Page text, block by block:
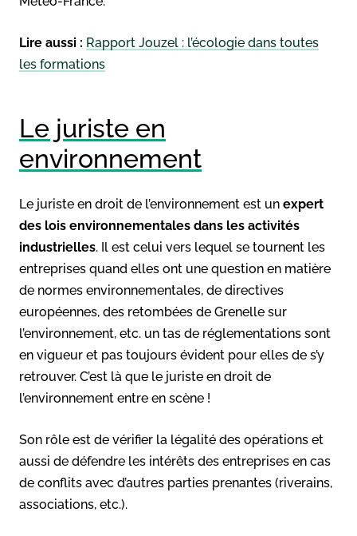
Lire aussi : Rapport Jouzel : l’écologie dans toutes
les formations
Le juriste en
environnement
Le juriste en droit de l’environnement est un expert
des lois environnementales dans les activités
industrielles. Il est celui vers lequel se tournent les
entreprises quand elles ont une question en matière
de normes environnementales, de directives
européennes, des retombées de Grenelle sur
l’environnement, etc. un tas de réglementations sont
en vigueur et pas toujours évident pour elles de s’y
retrouver. C’est là que le juriste en droit de
l’environnement entre en scène !
Son rôle est de vérifier la légalité des opérations et
aussi de défendre les intérêts des entreprises en cas
de conflits avec d’autres parties prenantes (riverains,
associations, etc.).